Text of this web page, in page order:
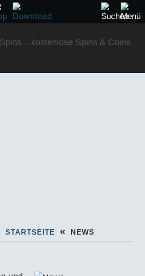
STARTSEITE « NEWS